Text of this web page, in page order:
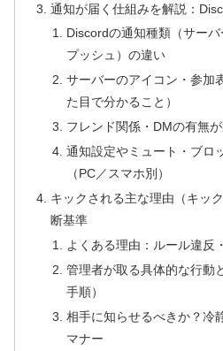
通知が届く仕組みを解説：
Discordの通知種類（サー
プッシュ）の違い
サーバーのアイコン・参加
た目で分かること）
フレンド関係・DMの有無
通知設定やミュート・ブロ
（PC／スマホ別）
キックされる主な理由（キッ
断基準
よくある理由：ルール違反
管理者が取る具体的な行動
手順）
相手に知らせるべきか？冷
マナー